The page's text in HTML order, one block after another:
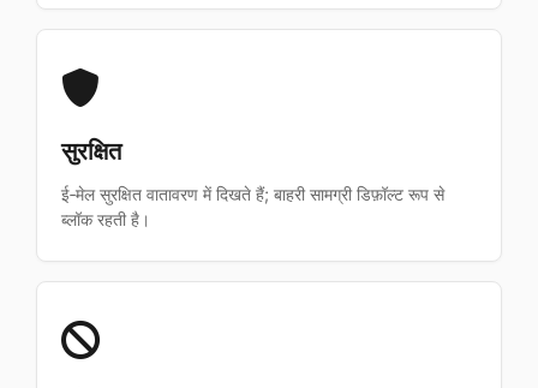
सुरक्षित
ई‑मेल सुरक्षित वातावरण में दिखते हैं; बाहरी सामग्री डिफ़ॉल्ट रूप से
ब्लॉक रहती है।